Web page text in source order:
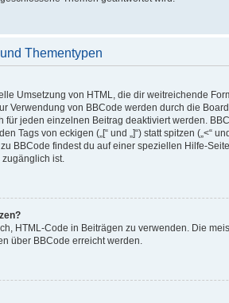
Thementypen
Umsetzung von HTML, die dir weitreichende
Verwendung von BBCode werden durch die
für jeden einzelnen Beitrag deaktiviert werden.
Tags von eckigen („[“ und „]“) statt spitzen („<“
BBCode findest du auf einer speziellen Hilfe-
ist.
HTML-Code in Beiträgen zu verwenden. Die
über BBCode erreicht werden.